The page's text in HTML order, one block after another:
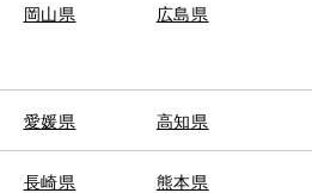
岡山県 広島県
愛媛県 高知県
長崎県 熊本県